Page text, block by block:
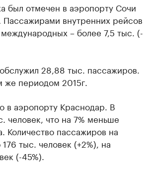
был отмечен в аэропорту Сочи
внутренних рейсов
– более 7,5 тыс. (-
28,88 тыс. пассажиров.
же периодом 2015г.
в аэропорту Краснодар. В
человек, что на 7% меньше
Количество пассажиров на
тыс. человек (+2%), на
(-45%).